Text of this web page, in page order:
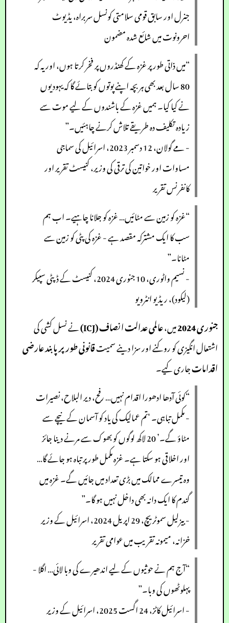
جنرل اور سابق قومی سلامتی کونسل سربراہ، یڈیوٹ
احرونوت میں شائع شدہ مضمون
“میں ذاتی طور پر غزہ کے کھنڈروں پر فخر کرتا ہوں، اور یہ کہ
80 سال بعد بھی ہر بچہ اپنے پوتوں کو بتائے گا کہ یہودیوں
نے کیا کیا۔ ہمیں غزہ کے باشندوں کے لیے موت سے
زیادہ تکلیف دہ طریقے تلاش کرنے چاہئیں۔”
- مے گولان، 12 دسمبر 2023، اسرائیل کی سماجی
مساوات اور خواتین کی ترقی کی وزیر، کنیسٹ تقریر اور
کانفرنس تقریر
“غزہ کو زمین سے مٹائیں… غزہ کو جلانا چاہیے۔ اب ہم
سب کا ایک مشترکہ مقصد ہے - غزہ کی پٹی کو زمین سے
مٹانا۔”
- نسیم واٹوری، 10 جنوری 2024، کنیسٹ کے ڈپٹی سپیکر
(لیکود)، ریڈیو انٹرویو
جنوری 2024
میں،عالمی عدالت انصاف (ICJ)
نے نسل کشی کی
اشتعال انگیزی کو روکنے اور سزا دینے سمیتقانونی طور پر پابند عارضی
اقداماتجاری کیے۔
“کوئی آدھا ادھورا اقدام نہیں… رفح، دیر البلاح، نصیرات
- مکمل تباہی۔ ‘تم عمالیک کی یاد کو آسمان کے نیچے سے
مٹاؤ گے۔’ 20 لاکھ لوگوں کو بھوک سے مرنے دینا جائز
اور اخلاقی ہو سکتا ہے۔ غزہ مکمل طور پر تباہ ہو جائے گا…
وہ تیسرے ممالک میں بڑی تعداد میں جائیں گے۔ غزہ میں
گندم کا ایک دانہ بھی داخل نہیں ہو گا۔”
- بیزلیل سموٹریچ، 29 اپریل 2024، اسرائیل کے وزیر
خزانہ، میمونہ تقریب میں عوامی تقریر
“آج ہم نے حوثیوں کے لیے اندھیرے کی وبا لائی… اگلا -
پہلوٹھوں کی وبا۔”
- اسرائیل کاٹز، 24 اگست 2025، اسرائیل کے وزیر